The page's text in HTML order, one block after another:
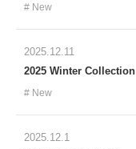
New
2025.12.11
2025 Winter Collection
New
2025.12.1